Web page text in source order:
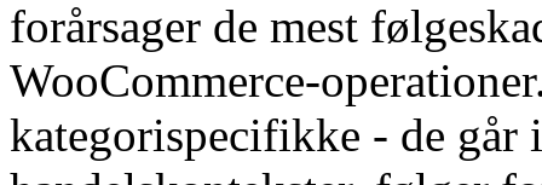
forårsager de mest
WooCommerce-
kategorispecifikke - de